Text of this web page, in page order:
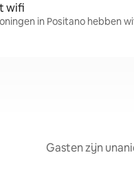
wifi
in Positano hebben
Gasten zijn